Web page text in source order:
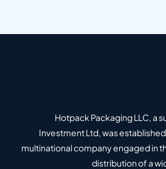
Hotpack Packaging LLC, a
Investment Ltd, was established
multinational company engaged in
distribution of a